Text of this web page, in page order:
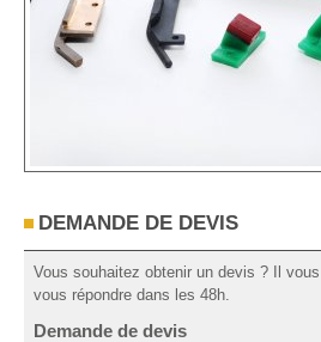
DEMANDE DE DEVIS
Vous souhaitez obtenir un devis ? Il
vous répondre dans les 48h.
Demande de devis